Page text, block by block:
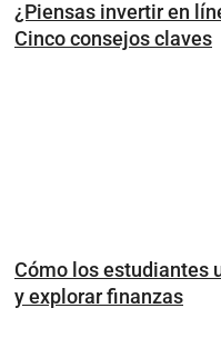
¿Piensas invertir en
Cinco consejos claves
Cómo los estudiantes
y explorar finanzas